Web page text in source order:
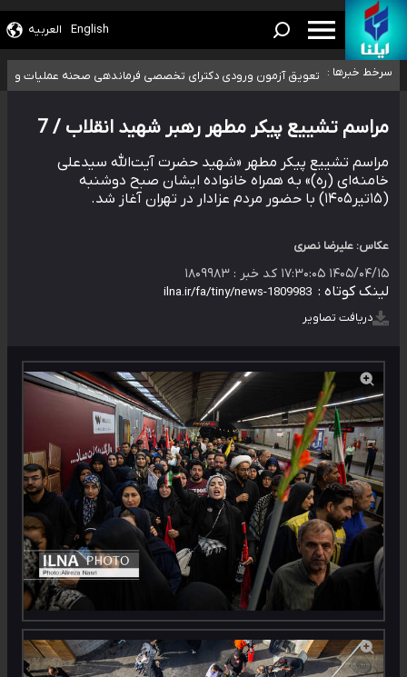
English العربیه
سرخط خبرها :
ضرورت آموزش حریم خصوصی در فضای آنلاین در مدارس/ هزینه‌های سنگین
اجتماعی انتشار تصاویر خصوصی برای قربانیان/ سوءاستفاده مجرمان از ترس
افزایش تعداد مراکز همسان‌گزینی به ۲۳۰ مرکز/ بررسی صلاحیت و
موضع وزارت بهداشت درباره ظرفیت پزشکی کنکور ۱۴۰۵: خواستار اصلاح ظرفیت‌ها
هستیم، اما هنوز پاسخ مشخصی نگرفته‌ایم
تعویق آزمون ورودی دکترای تخصصی فرماندهی صحنه عملیات و دکترای
تخصصی جغرافیای نظامی دافوس آجا
مراسم تشییع پیکر مطهر رهبر شهید انقلاب / 7
مراسم تشییع پیکر مطهر «شهید حضرت آیت‌الله سیدعلی
خامنه‌ای (ره)» به همراه خانواده ایشان صبح دوشنبه
(۱۵تیر۱۴۰۵) با حضور مردم عزادار در تهران آغاز شد.
عکاس: علیرضا نصری
۱۴۰۵/۰۴/۱۵ ۱۷:۳۰:۰۵ کد خبر : ۱۸۰۹۹۸۳
لینک کوتاه :
دریافت تصاویر